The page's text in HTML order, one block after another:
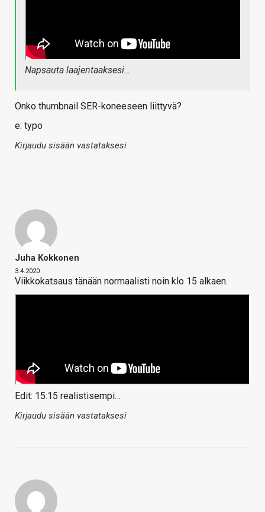
Napsauta laajentaaksesi…
Onko thumbnail SER-koneeseen liittyvä?
e: typo
Kirjaudu sisään vastataksesi
Juha Kokkonen
3.4.2020
Viikkokatsaus tänään normaalisti noin klo 15 alkaen.
Edit: 15:15 realistisempi…
Kirjaudu sisään vastataksesi